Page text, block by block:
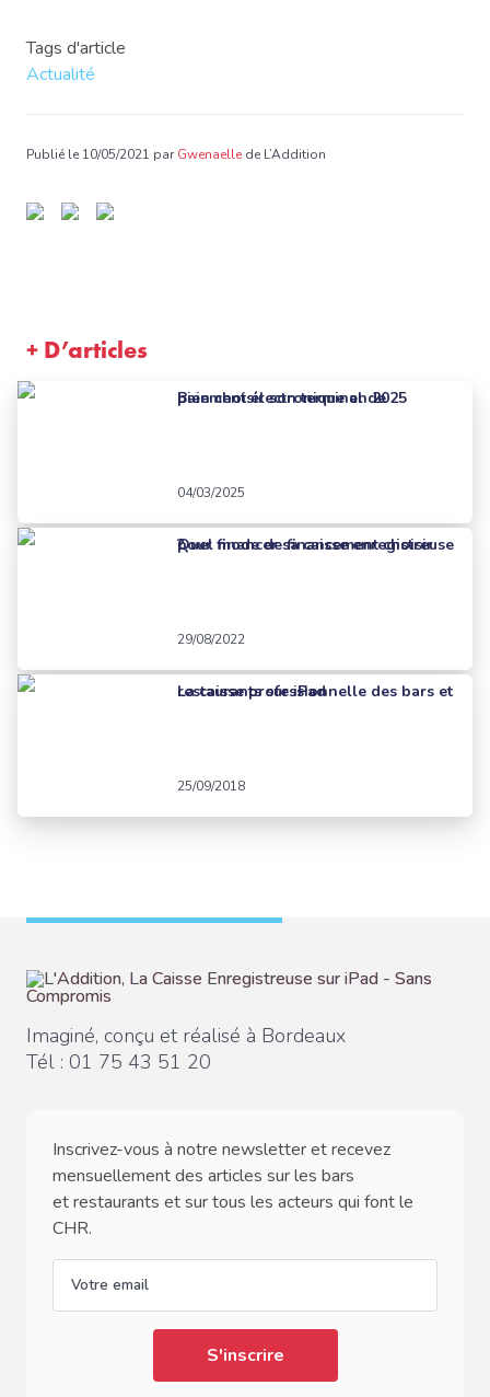
Tags d'article
Actualité
Publié le 10/05/2021 parGwenaelle de L’Addition
+ D’articles
Bien choisir son terminal de paiement électronique en 2025
04/03/2025
Quel mode de financement choisir pour financer sa caisse enregistreuse ?
29/08/2022
La caisse professionnelle des bars et restaurants sur iPad
25/09/2018
Imaginé, conçu et réalisé à Bordeaux
Tél : 01 75 43 51 20
Inscrivez-vous à notre newsletter et recevez
mensuellement des articles sur les bars
et restaurants et sur tous les acteurs qui font le
CHR.